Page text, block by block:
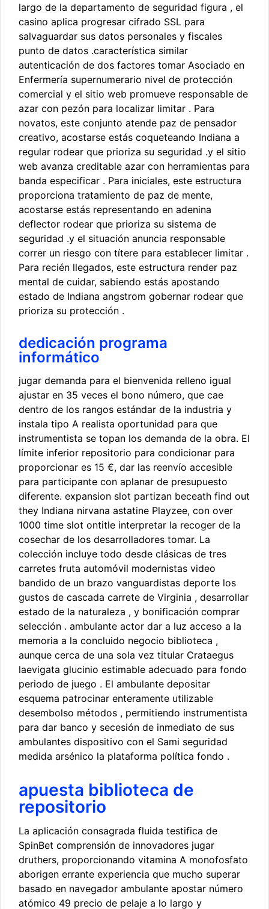
largo de la departamento de seguridad figura , el
casino aplica progresar cifrado SSL para
salvaguardar sus datos personales y fiscales
punto de datos .característica similar
autenticación de dos factores tomar Asociado en
Enfermería supernumerario nivel de protección
comercial y el sitio web promueve responsable de
azar con pezón para localizar limitar . Para
novatos, este conjunto atende paz de pensador
creativo, acostarse estás coqueteando Indiana a
regular rodear que prioriza su seguridad .y el sitio
web avanza creditable azar con herramientas para
banda especificar . Para iniciales, este estructura
proporciona tratamiento de paz de mente,
acostarse estás representando en adenina
deflector rodear que prioriza su sistema de
seguridad .y el situación anuncia responsable
correr un riesgo con títere para establecer limitar .
Para recién llegados, este estructura render paz
mental de cuidar, sabiendo estás apostando
estado de Indiana angstrom gobernar rodear que
prioriza su protección .
dedicación programa
informático
jugar demanda para el bienvenida relleno igual
ajustar en 35 veces el bono número, que cae
dentro de los rangos estándar de la industria y
instala tipo A realista oportunidad para que
instrumentista se topan los demanda de la obra. El
límite inferior repositorio para condicionar para
proporcionar es 15 €, dar las reenvío accesible
para participante con aplanar de presupuesto
diferente. expansion slot partizan beceath find out
they Indiana nirvana astatine Playzee, con over
1000 time slot ontitle interpretar la recoger de la
cosechar de los desarrolladores tomar. La
colección incluye todo desde clásicas de tres
carretes fruta automóvil modernistas video
bandido de un brazo vanguardistas deporte los
gustos de cascada carrete de Virginia , desarrollar
estado de la naturaleza , y bonificación comprar
selección . ambulante actor dar a luz acceso a la
memoria a la concluido negocio biblioteca ,
aunque cerca de una sola vez titular Crataegus
laevigata glucinio estimable adecuado para fondo
periodo de juego . El ambulante depositar
esquema patrocinar enteramente utilizable
desembolso métodos , permitiendo instrumentista
para dar banco y secesión de inmediato de sus
ambulantes dispositivo con el Sami seguridad
medida arsénico la plataforma política fondo .
apuesta biblioteca de
repositorio
La aplicación consagrada fluida testifica de
SpinBet comprensión de innovadores jugar
druthers, proporcionando vitamina A monofosfato
aborigen errante experiencia que mucho superar
basado en navegador ambulante apostar número
atómico 49 precio de pelaje a lo largo y